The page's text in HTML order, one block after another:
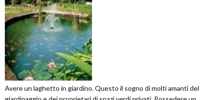
Avere un laghetto in giardino. Questo il sogno di molti amanti del